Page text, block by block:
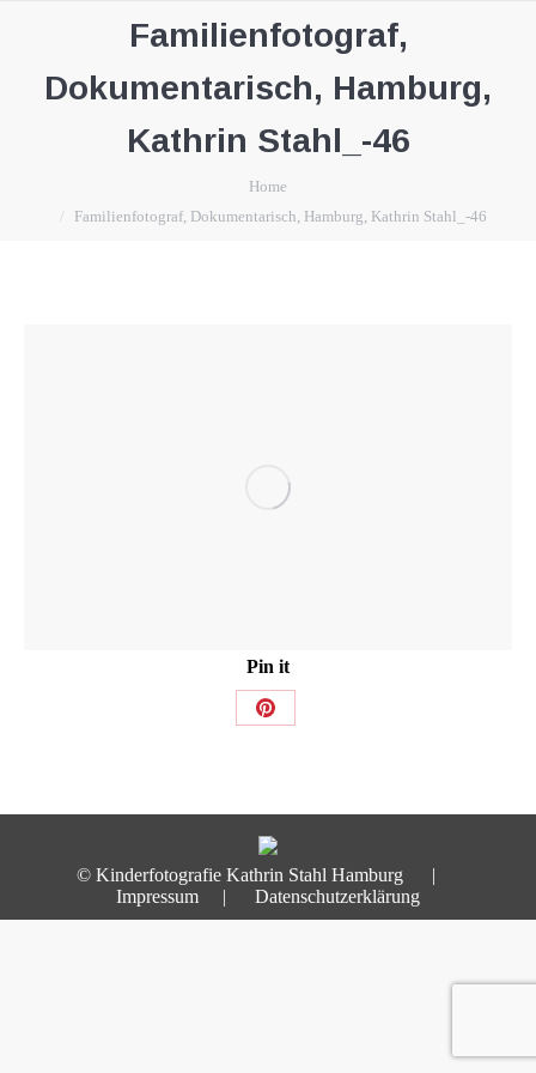
Familienfotograf,
Dokumentarisch, Hamburg,
Kathrin Stahl_-46
Home
Familienfotograf, Dokumentarisch, Hamburg, Kathrin Stahl_-46
Pin it
Share
© Kinderfotografie Kathrin Stahl Hamburg |
Impressum | Datenschutzerklärung